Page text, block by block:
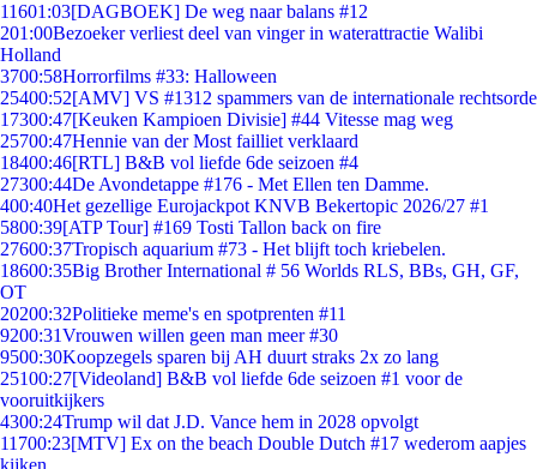
11601:03[DAGBOEK] De weg naar balans #12
201:00Bezoeker verliest deel van vinger in waterattractie Walibi
Holland
3700:58Horrorfilms #33: Halloween
25400:52[AMV] VS #1312 spammers van de internationale rechtsorde
17300:47[Keuken Kampioen Divisie] #44 Vitesse mag weg
25700:47Hennie van der Most failliet verklaard
18400:46[RTL] B&B vol liefde 6de seizoen #4
27300:44De Avondetappe #176 - Met Ellen ten Damme.
400:40Het gezellige Eurojackpot KNVB Bekertopic 2026/27 #1
5800:39[ATP Tour] #169 Tosti Tallon back on fire
27600:37Tropisch aquarium #73 - Het blijft toch kriebelen.
18600:35Big Brother International # 56 Worlds RLS, BBs, GH, GF,
OT
20200:32Politieke meme's en spotprenten #11
9200:31Vrouwen willen geen man meer #30
9500:30Koopzegels sparen bij AH duurt straks 2x zo lang
25100:27[Videoland] B&B vol liefde 6de seizoen #1 voor de
vooruitkijkers
4300:24Trump wil dat J.D. Vance hem in 2028 opvolgt
11700:23[MTV] Ex on the beach Double Dutch #17 wederom aapjes
kijken